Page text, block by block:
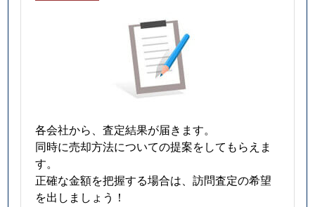
各会社から、査定結果が届きます。
同時に売却方法についての提案をしてもらえま
す。
正確な金額を把握する場合は、訪問査定の希望
を出しましょう！